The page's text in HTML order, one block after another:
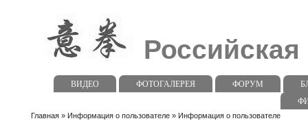
ВИДЕО ФОТОГАЛЕРЕЯ ФОРУМ
Главная » Информация о пользователе » Информация о пользователе